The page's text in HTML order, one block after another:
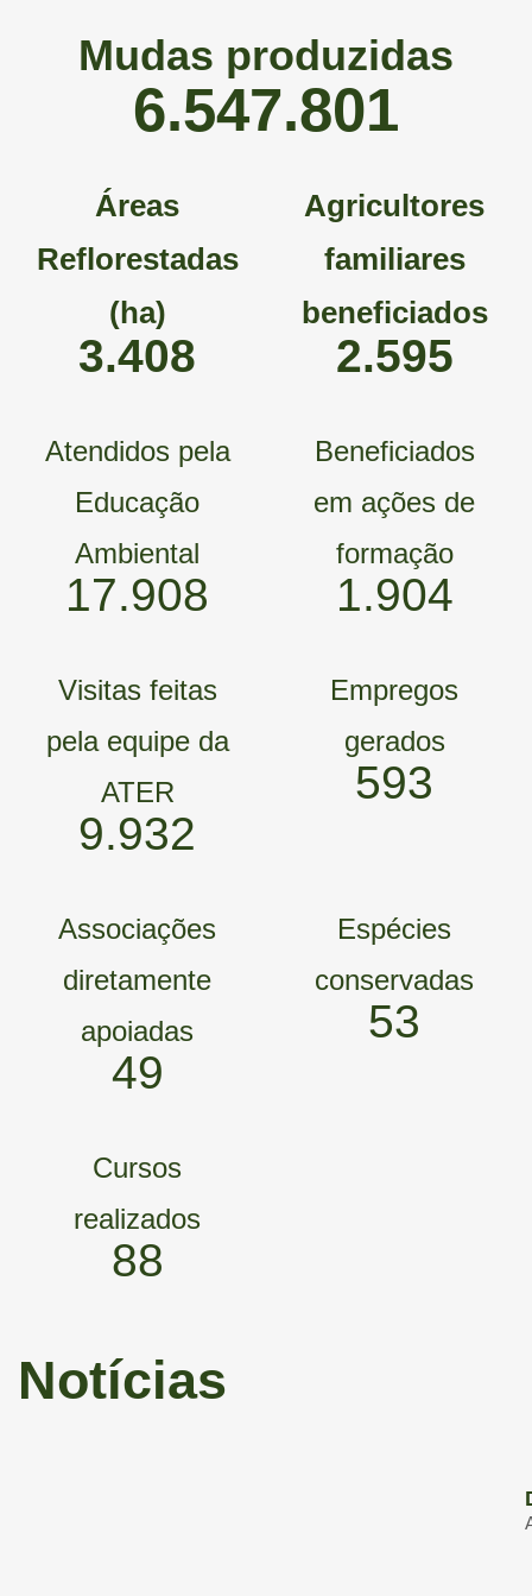
Mudas produzidas
9.282.212
Áreas
Reflorestadas
(ha)
4.911
Agricultores
familiares
beneficiados
3.739
Atendidos pela
Educação
Ambiental
26.726
Beneficiados
em ações de
formação
2.841
Visitas feitas
pela equipe da
ATER
15.308
Empregos
gerados
902
Associações
diretamente
apoiadas
78
Espécies
conservadas
83
Cursos
realizados
144
Notícias